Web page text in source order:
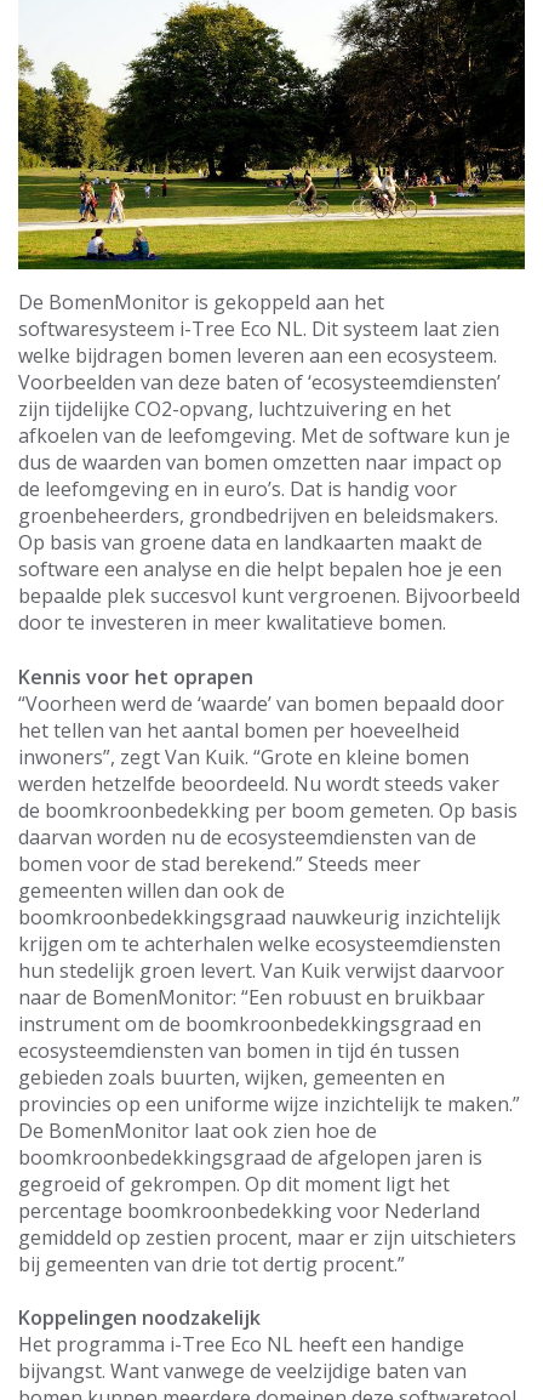
De BomenMonitor is gekoppeld aan het
softwaresysteem i-Tree Eco NL. Dit systeem laat zien
welke bijdragen bomen leveren aan een ecosysteem.
Voorbeelden van deze baten of ‘ecosysteemdiensten’
zijn tijdelijke CO2-opvang, luchtzuivering en het
afkoelen van de leefomgeving. Met de software kun je
dus de waarden van bomen omzetten naar impact op
de leefomgeving en in euro’s. Dat is handig voor
groenbeheerders, grondbedrijven en beleidsmakers.
Op basis van groene data en landkaarten maakt de
software een analyse en die helpt bepalen hoe je een
bepaalde plek succesvol kunt vergroenen. Bijvoorbeeld
door te investeren in meer kwalitatieve bomen.
Kennis voor het oprapen
“Voorheen werd de ‘waarde’ van bomen bepaald door
het tellen van het aantal bomen per hoeveelheid
inwoners”, zegt Van Kuik. “Grote en kleine bomen
werden hetzelfde beoordeeld. Nu wordt steeds vaker
de boomkroonbedekking per boom gemeten. Op basis
daarvan worden nu de ecosysteemdiensten van de
bomen voor de stad berekend.” Steeds meer
gemeenten willen dan ook de
boomkroonbedekkingsgraad nauwkeurig inzichtelijk
krijgen om te achterhalen welke ecosysteemdiensten
hun stedelijk groen levert. Van Kuik verwijst daarvoor
naar de BomenMonitor: “Een robuust en bruikbaar
instrument om de boomkroonbedekkingsgraad en
ecosysteemdiensten van bomen in tijd én tussen
gebieden zoals buurten, wijken, gemeenten en
provincies op een uniforme wijze inzichtelijk te maken.”
De BomenMonitor laat ook zien hoe de
boomkroonbedekkingsgraad de afgelopen jaren is
gegroeid of gekrompen. Op dit moment ligt het
percentage boomkroonbedekking voor Nederland
gemiddeld op zestien procent, maar er zijn uitschieters
bij gemeenten van drie tot dertig procent.”
Koppelingen noodzakelijk
Het programma i-Tree Eco NL heeft een handige
bijvangst. Want vanwege de veelzijdige baten van